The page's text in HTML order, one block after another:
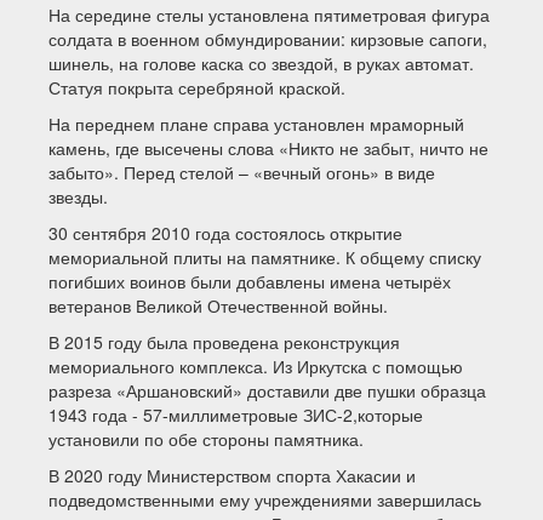
На середине стелы установлена пятиметровая фигура
солдата в военном обмундировании: кирзовые сапоги,
шинель, на голове каска со звездой, в руках автомат.
Статуя покрыта серебряной краской.
На переднем плане справа установлен мраморный
камень, где высечены слова «Никто не забыт, ничто не
забыто». Перед стелой – «вечный огонь» в виде
звезды.
30 сентября 2010 года состоялось открытие
мемориальной плиты на памятнике. К общему списку
погибших воинов были добавлены имена четырёх
ветеранов Великой Отечественной войны.
В 2015 году была проведена реконструкция
мемориального комплекса. Из Иркутска с помощью
разреза «Аршановский» доставили две пушки образца
1943 года - 57-миллиметровые ЗИС-2,которые
установили по обе стороны памятника.
В 2020 году Министерством спорта Хакасии и
подведомственными ему учреждениями завершилась